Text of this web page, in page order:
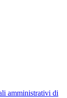
amministrativi di